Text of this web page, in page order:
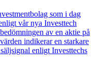
som i dag
vår nya Investtech
av en aktie på
indikerar en starkare
enligt Investtechs